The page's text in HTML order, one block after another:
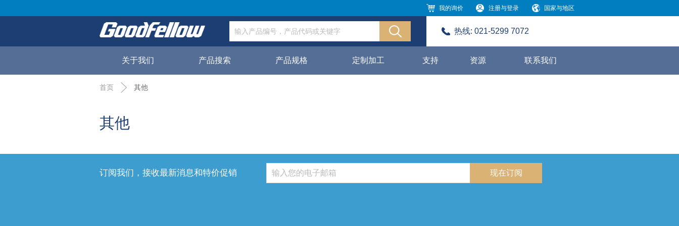
国家与地区
注册与登录
我的询价
热线: 021-5299 7072
关于我们 产品搜索 产品规格 定制加工 支持 资源 联系我们
首页 其他
其他
订阅我们，接收最新消息和特价促销 现在订阅